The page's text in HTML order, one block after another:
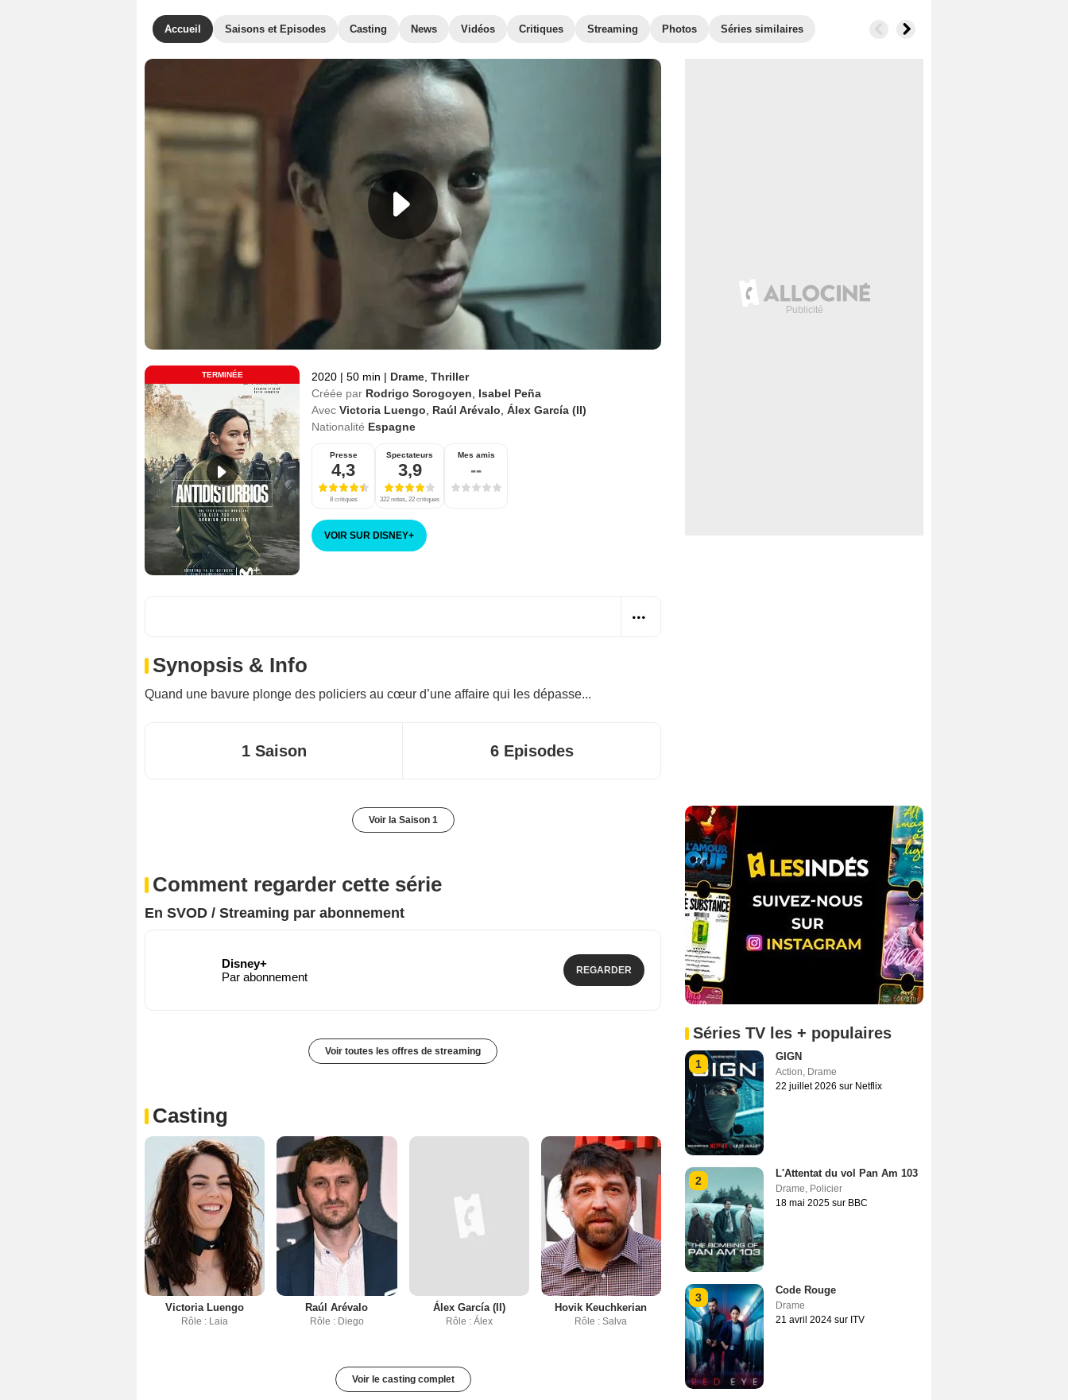
Accueil Saisons et Episodes Casting News Vidéos Critiques Streaming Photos Séries similaires
TERMINÉE 2020 | 50 min | Drame Thriller
Créée par Rodrigo Sorogoyen
Isabel Peña
Avec Victoria Luengo Raúl Arévalo Álex García (II)
Nationalité Espagne
Presse
4,3
8 critiques
Spectateurs
3,9
322 notes, 22 critiques
Mes amis
--
VOIR SUR DISNEY+
Synopsis & Info
Quand une bavure plonge des policiers au cœur d’une affaire qui les dépasse...
1 Saison 6 Episodes
Voir la Saison 1
Comment regarder cette série
En SVOD / Streaming par abonnement
Disney+
Par abonnement
REGARDER
Voir toutes les offres de streaming
Casting
Victoria Luengo
Rôle : Laia
Raúl Arévalo
Rôle : Diego
Álex García (II)
Rôle : Álex
Hovik Keuchkerian
Rôle : Salva
Voir le casting complet
Séries TV les + populaires
1
GIGN
Action, Drame
22 juillet 2026 sur Netflix
2
L'Attentat du vol Pan Am 103
Drame, Policier
18 mai 2025 sur BBC
3
Code Rouge
Drame
21 avril 2024 sur ITV